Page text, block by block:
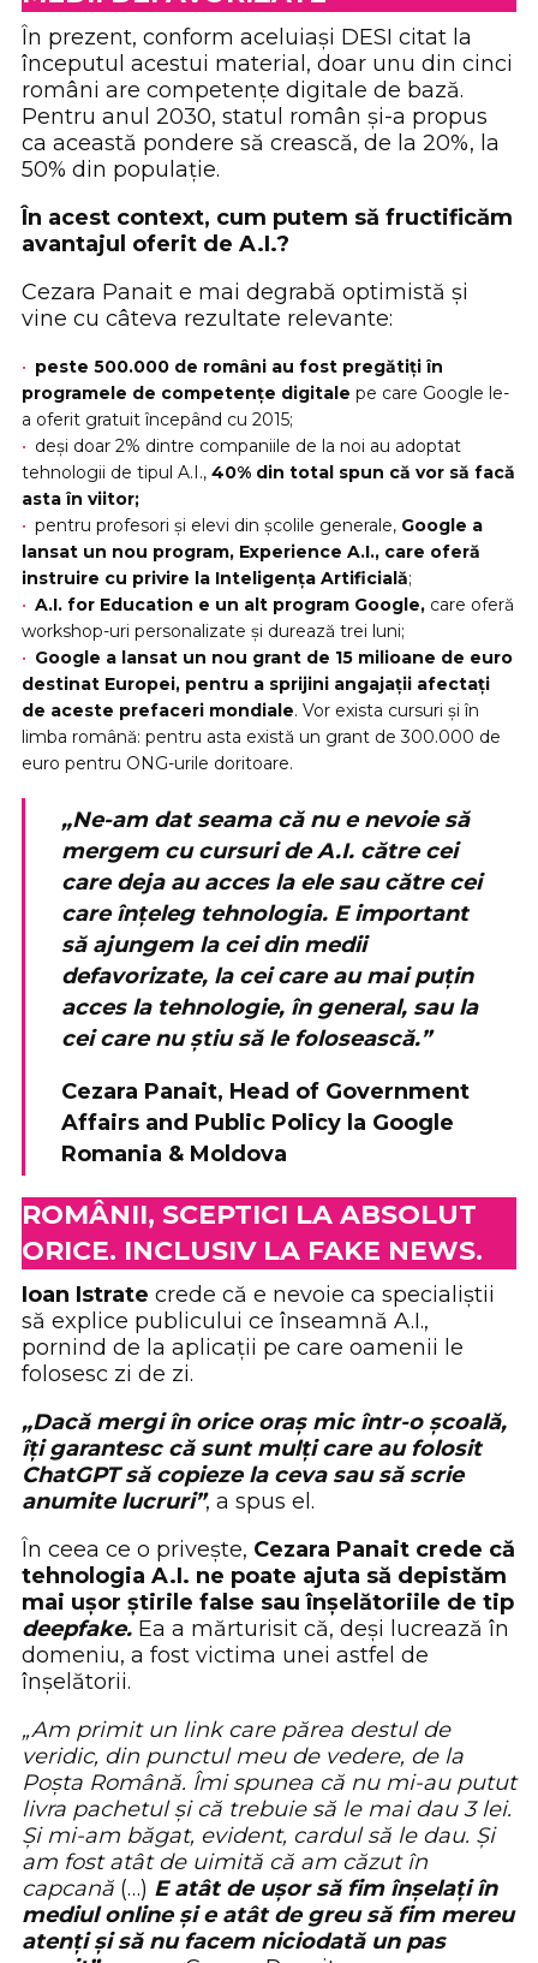
În prezent, conform aceluiași DESI citat la
începutul acestui material, doar unu din cinci
români are competențe digitale de bază.
Pentru anul 2030, statul român și-a propus
ca această pondere să crească, de la 20%, la
50% din populație.
În acest context, cum putem să fructificăm
avantajul oferit de A.I.?
Cezara Panait e mai degrabă optimistă și
vine cu câteva rezultate relevante:
peste 500.000 de români au fost pregătiți în
programele de competențe digitale pe care Google le-
a oferit gratuit începând cu 2015;
deși doar 2% dintre companiile de la noi au adoptat
tehnologii de tipul A.I., 40% din total spun că vor să facă
asta în viitor;
pentru profesori și elevi din școlile generale, Google a
lansat un nou program, Experience A.I., care oferă
instruire cu privire la Inteligența Artificială;
A.I. for Education e un alt program Google, care oferă
workshop-uri personalizate și durează trei luni;
Google a lansat un nou grant de 15 milioane de euro
destinat Europei, pentru a sprijini angajații afectați
de aceste prefaceri mondiale. Vor exista cursuri și în
limba română: pentru asta există un grant de 300.000 de
euro pentru ONG-urile doritoare.
„Ne-am dat seama că nu e nevoie să
mergem cu cursuri de A.I. către cei
care deja au acces la ele sau către cei
care înțeleg tehnologia. E important
să ajungem la cei din medii
defavorizate, la cei care au mai puțin
acces la tehnologie, în general, sau la
cei care nu știu să le folosească.”
Cezara Panait, Head of Government
Affairs and Public Policy la Google
Romania & Moldova
ROMÂNII, SCEPTICI LA ABSOLUT
ORICE. INCLUSIV LA FAKE NEWS.
Ioan Istrate crede că e nevoie ca specialiștii
să explice publicului ce înseamnă A.I.,
pornind de la aplicații pe care oamenii le
folosesc zi de zi.
„Dacă mergi în orice oraș mic într-o școală,
îți garantesc că sunt mulți care au folosit
ChatGPT să copieze la ceva sau să scrie
anumite lucruri”, a spus el.
În ceea ce o privește, Cezara Panait crede că
tehnologia A.I. ne poate ajuta să depistăm
mai ușor știrile false sau înșelătoriile de tip
deepfake. Ea a mărturisit că, deși lucrează în
domeniu, a fost victima unei astfel de
înșelătorii.
„Am primit un link care părea destul de
veridic, din punctul meu de vedere, de la
Poșta Română. Îmi spunea că nu mi-au putut
livra pachetul și că trebuie să le mai dau 3 lei.
Și mi-am băgat, evident, cardul să le dau. Și
am fost atât de uimită că am căzut în
capcană (…) E atât de ușor să fim înșelați în
mediul online și e atât de greu să fim mereu
atenți și să nu facem niciodată un pas